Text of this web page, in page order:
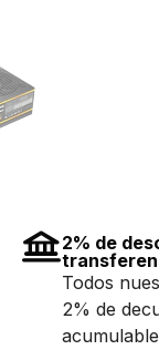
2% de
Todos
2% de